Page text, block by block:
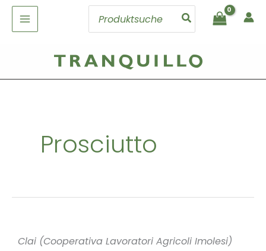
Inhalt
springen
Search
Prosciutto
Clai (Cooperativa Lavoratori Agricoli Imolesi)